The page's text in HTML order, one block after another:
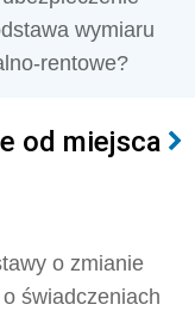
wymiaru
rentowe?
od miejsca
o zmianie
świadczeniach